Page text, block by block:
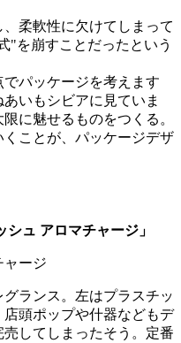
柔軟性に欠けてしまって
"を崩すことだったという
でパッケージを考えます
いもシビアに見ていま
に魅せるものをつくる。
ことが、パッケージデザ
ュ アロマチャージ」
ランス。左はプラスチッ
頭ポップや什器などもデ
してしまったそう。定番